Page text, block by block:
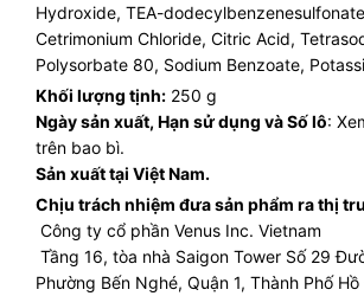
Hydroxide, TEA-
Cetrimonium Chloride, Citric Acid,
Polysorbate 80, Sodium Benzoate,
Khối lượng tịnh: 250 g
Ngày sản xuất, Hạn sử dụng và Số lô:
trên bao bì.
Sản xuất tại Việt Nam.
Chịu trách nhiệm đưa sản phẩm ra thị
Công ty cổ phần Venus Inc. Vietnam
Tầng 16, tòa nhà Saigon Tower Số 29
Phường Bến Nghé, Quận 1, Thành Phố